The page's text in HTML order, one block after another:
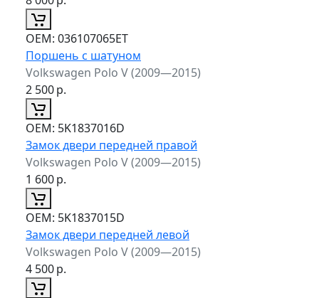
ОЕМ: 036107065ET
Поршень с шатуном
Volkswagen Polo V (2009—2015)
2 500р.
ОЕМ: 5K1837016D
Замок двери передней правой
Volkswagen Polo V (2009—2015)
1 600р.
ОЕМ: 5K1837015D
Замок двери передней левой
Volkswagen Polo V (2009—2015)
4 500р.